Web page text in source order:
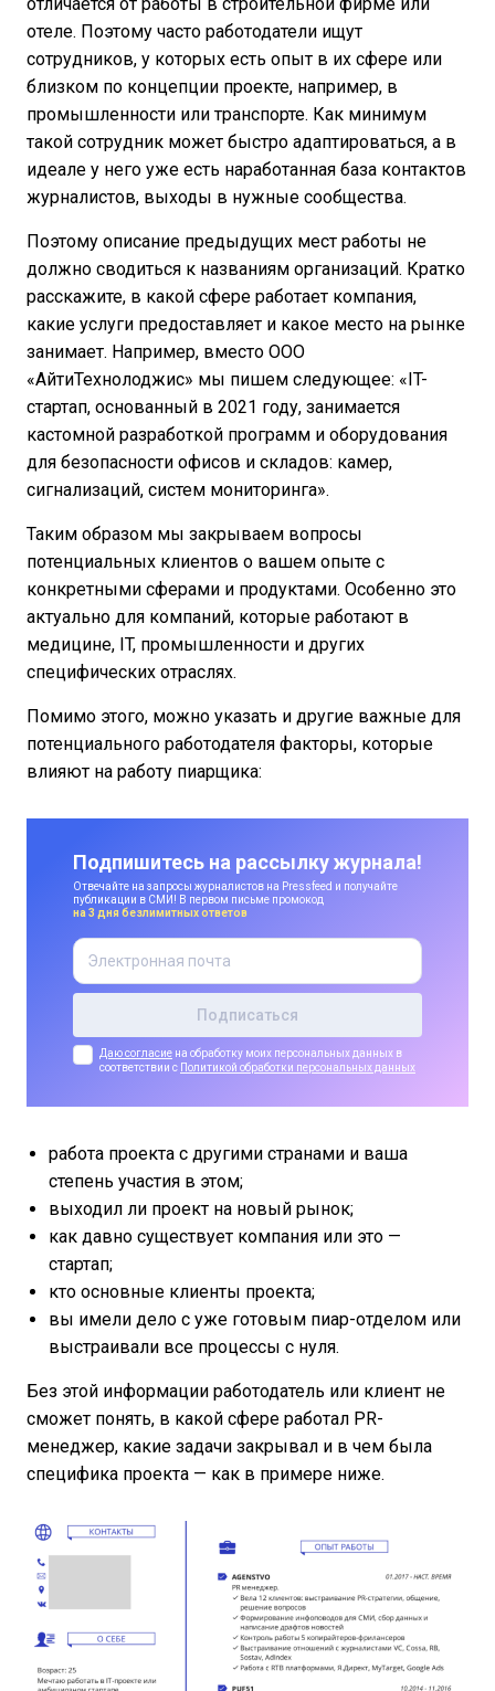
отеле. Поэтому часто работодатели ищут
сотрудников, у которых есть опыт в их сфере или
близком по концепции проекте, например, в
промышленности или транспорте. Как минимум
такой сотрудник может быстро адаптироваться, а в
идеале у него уже есть наработанная база контактов
журналистов, выходы в нужные сообщества.
Поэтому описание предыдущих мест работы не
должно сводиться к названиям организаций. Кратко
расскажите, в какой сфере работает компания,
какие услуги предоставляет и какое место на рынке
занимает. Например, вместо ООО
«АйтиТехнолоджис» мы пишем следующее: «IT-
стартап, основанный в 2021 году, занимается
кастомной разработкой программ и оборудования
для безопасности офисов и складов: камер,
сигнализаций, систем мониторинга».
Таким образом мы закрываем вопросы
потенциальных клиентов о вашем опыте с
конкретными сферами и продуктами. Особенно это
актуально для компаний, которые работают в
медицине, IT, промышленности и других
специфических отраслях.
Помимо этого, можно указать и другие важные для
потенциального работодателя факторы, которые
влияют на работу пиарщика:
Подпишитесь на рассылку журнала!
Отвечайте на запросы журналистов на Pressfeed и получайте
публикации в СМИ! В первом письме промокод
на 3 дня безлимитных ответов
Даю согласие на обработку моих персональных данных в
соответствии с Политикой обработки персональных данных
работа проекта с другими странами и ваша
степень участия в этом;
выходил ли проект на новый рынок;
как давно существует компания или это —
стартап;
кто основные клиенты проекта;
вы имели дело с уже готовым пиар-отделом или
выстраивали все процессы с нуля.
Без этой информации работодатель или клиент не
сможет понять, в какой сфере работал PR-
менеджер, какие задачи закрывал и в чем была
специфика проекта — как в примере ниже.